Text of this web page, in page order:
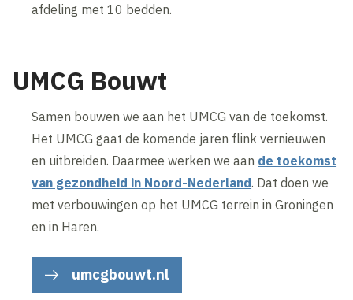
afdeling met 10 bedden.
UMCG Bouwt
Samen bouwen we aan het UMCG van de toekomst.
Het UMCG gaat de komende jaren flink vernieuwen
en uitbreiden. Daarmee werken we aan de toekomst
van gezondheid in Noord-Nederland. Dat doen we
met verbouwingen op het UMCG terrein in Groningen
en in Haren.
umcgbouwt.nl